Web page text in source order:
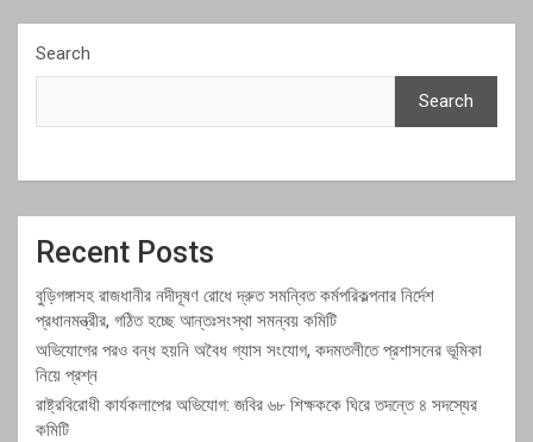
Search
Search
Recent Posts
বুড়িগঙ্গাসহ রাজধানীর নদীদূষণ রোধে দ্রুত সমন্বিত কর্মপরিকল্পনার নির্দেশ
প্রধানমন্ত্রীর, গঠিত হচ্ছে আন্তঃসংস্থা সমন্বয় কমিটি
অভিযোগের পরও বন্ধ হয়নি অবৈধ গ্যাস সংযোগ, কদমতলীতে প্রশাসনের ভূমিকা
নিয়ে প্রশ্ন
রাষ্ট্রবিরোধী কার্যকলাপের অভিযোগ: জবির ৬৮ শিক্ষককে ঘিরে তদন্তে ৪ সদস্যের
কমিটি